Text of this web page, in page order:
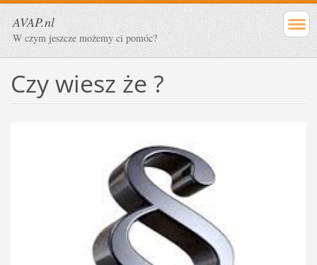
AVAP.nl
W czym jeszcze możemy ci pomóc?
Czy wiesz że ?